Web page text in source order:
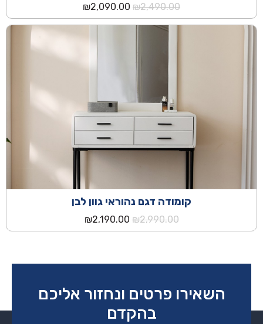
₪2,490.00
המחיר
המקורי
₪2,090.00
הנוכחי
הוא:
קומודה דגם נהוראי גוון לבן
₪2,990.00
המחיר
המקורי
₪2,190.00
הנוכחי
השאירו פרטים ונחזור אליכם
בהקדם